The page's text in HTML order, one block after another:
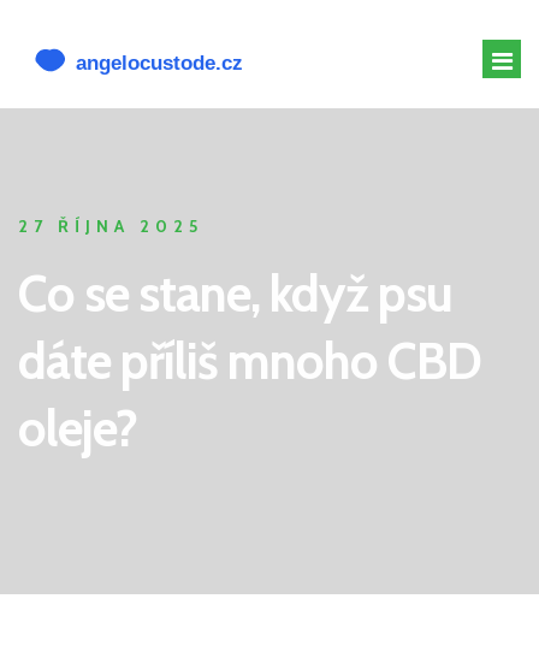
ALTERNATIVY K CBD
27 ŘÍJNA 2025
Co se stane, když psu
dáte příliš mnoho CBD
oleje?